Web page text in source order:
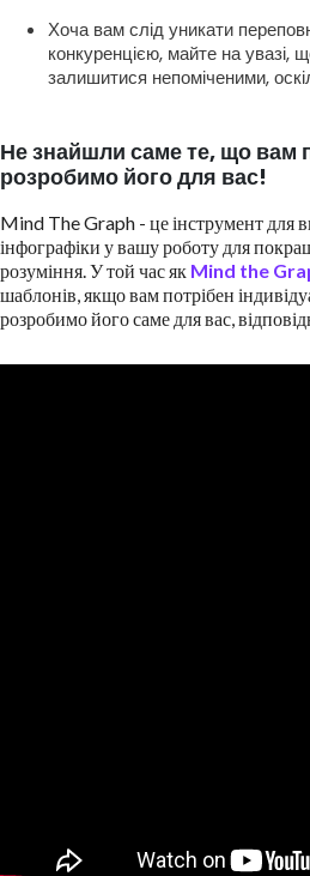
Хоча вам слід уникати
конкуренцією, майте на увазі,
залишитися непоміченими,
Не знайшли саме те, що вам
розробимо його для вас!
Mind The Graph - це інструмент для
інфографіки у вашу роботу для
розуміння. У той час як Mind the
шаблонів, якщо вам потрібен
розробимо його саме для вас,